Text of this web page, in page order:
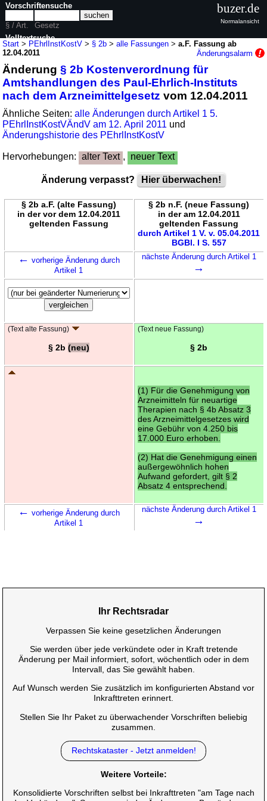
Start > PEhrlInstKostV > § 2b >alle Fassungen >a.F. Fassung ab
12.04.2011
Änderungsalarm
Änderung§ 2b Kostenverordnung für
Amtshandlungen des Paul-Ehrlich-Instituts
nach dem Arzneimittelgesetz vom 12.04.2011
Ähnliche Seiten:alle Änderungen durch Artikel 1 5.
PEhrlInstKostVÄndV am 12. April 2011 und
Änderungshistorie des PEhrlInstKostV
Hervorhebungen: alter Text , neuer Text
Änderung verpasst? Hier überwachen!
§ 2b a.F. (alte Fassung)
in der vor dem 12.04.2011
geltenden Fassung
§ 2b n.F. (neue Fassung)
in der am 12.04.2011
geltenden Fassung
durch Artikel 1 V. v. 05.04.2011
BGBl. I S. 557
← vorherige Änderung durch
Artikel 1
nächste Änderung durch Artikel 1
→
(Text alte Fassung)
§ 2b (neu)
(Text neue Fassung)
§ 2b
(1) Für die Genehmigung von
Arzneimitteln für neuartige
Therapien nach § 4b Absatz 3
des Arzneimittelgesetzes wird
eine Gebühr von 4.250 bis
17.000 Euro erhoben.
(2) Hat die Genehmigung einen
außergewöhnlich hohen
Aufwand gefordert, gilt § 2
Absatz 4 entsprechend.
← vorherige Änderung durch
Artikel 1
nächste Änderung durch Artikel 1
→
Vorschriftensuche
§ / Art.
Gesetz
Volltextsuche
buzer.de
Normalansicht
Ihr Rechtsradar
Verpassen Sie keine gesetzlichen Änderungen
Sie werden über jede verkündete oder in Kraft tretende
Änderung per Mail informiert, sofort, wöchentlich oder in dem
Intervall, das Sie gewählt haben.
Auf Wunsch werden Sie zusätzlich im konfigurierten Abstand vor
Inkrafttreten erinnert.
Stellen Sie Ihr Paket zu überwachender Vorschriften beliebig
zusammen.
Rechtskataster - Jetzt anmelden!
Weitere Vorteile:
Konsolidierte Vorschriften selbst bei Inkrafttreten "am Tage nach